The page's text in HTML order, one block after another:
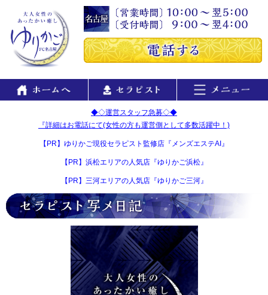
◆◇運営スタッフ急募◇◆
『詳細はお電話にて(女性の方も運営側として多数活躍中！)
【PR】ゆりかご現役セラピスト監修店『メンズエステAI』
【PR】浜松エリアの人気店『ゆりかご浜松』
【PR】三河エリアの人気店『ゆりかご三河』